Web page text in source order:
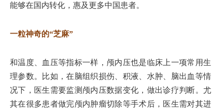
能够在国内转化，惠及更多中国患者。
一粒神奇的“芝麻”
和温度、血压等指标一样，颅内压也是临床上一项常用生
理参数。比如，在脑组织损伤、积液、水肿、脑出血等情
况下，医生需要监测颅内压数据变化，做出诊疗判断。尤
其在很多患者做完颅内肿瘤切除等手术后，医生需对其进